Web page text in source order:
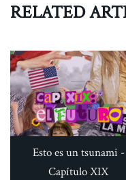
RELATED
Esto es un tsunami -
Capítulo XIX